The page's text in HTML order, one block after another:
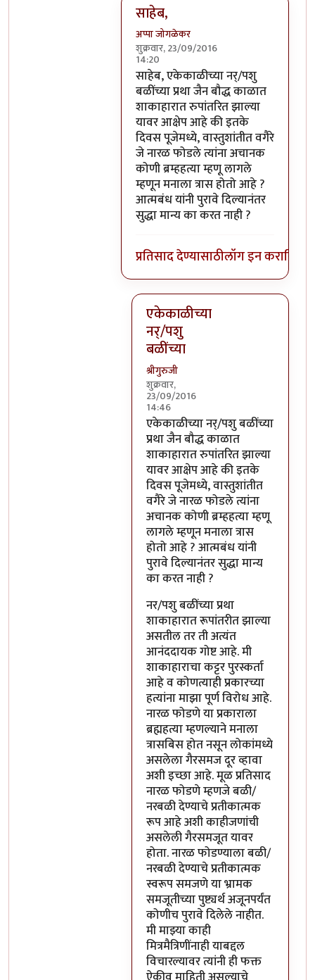
साहेब,
अप्पा जोगळेकर
शुक्रवार, 23/09/2016
14:20
In reply toपरंतु नारळ फोडणे म्हणजे
साहेब, एकेकाळीच्या नर्/पशु
बळींच्या प्रथा जैन बौद्ध काळात
शाकाहारात रुपांतरित झाल्या
यावर आक्षेप आहे की इतके
दिवस पूजेमध्ये, वास्तुशांतीत वगैरे
जे नारळ फोडले त्यांना अचानक
कोणी ब्रम्हहत्या म्हणू लागले
म्हणून मनाला त्रास होतो आहे ?
आत्मबंध यांनी पुरावे दिल्यानंतर
सुद्धा मान्य का करत नाही ?
प्रतिसाद देण्यासाठीलॉग इन कराकिंवा
एकेकाळीच्या
नर्/पशु
बळींच्या
श्रीगुरुजी
शुक्रवार,
23/09/2016
14:46
In reply toसाहेब,byअप्पा जोगळेकर
एकेकाळीच्या नर्/पशु बळींच्या
प्रथा जैन बौद्ध काळात
शाकाहारात रुपांतरित झाल्या
यावर आक्षेप आहे की इतके
दिवस पूजेमध्ये, वास्तुशांतीत
वगैरे जे नारळ फोडले त्यांना
अचानक कोणी ब्रम्हहत्या म्हणू
लागले म्हणून मनाला त्रास
होतो आहे ? आत्मबंध यांनी
पुरावे दिल्यानंतर सुद्धा मान्य
का करत नाही ?
नर/पशु बळींच्या प्रथा
शाकाहारात रूपांतरीत झाल्या
असतील तर ती अत्यंत
आनंददायक गोष्ट आहे. मी
शाकाहाराचा कट्टर पुरस्कर्ता
आहे व कोणत्याही प्रकारच्या
हत्यांना माझा पूर्ण विरोध आहे.
नारळ फोडणे या प्रकाराला
ब्रह्महत्या म्हणल्याने मनाला
त्रासबिस होत नसून लोकांमध्ये
असलेला गैरसमज दूर व्हावा
अशी इच्छा आहे. मूळ प्रतिसाद
नारळ फोडणे म्हणजे बळी/
नरबळी देण्याचे प्रतीकात्मक
रूप आहे अशी काहीजणांची
असलेली गैरसमजूत यावर
होता. नारळ फोडण्याला बळी/
नरबळी देण्याचे प्रतीकात्मक
स्वरूप समजणे या भ्रामक
समजूतीच्या पुष्ट्यर्थ अजूनपर्यंत
कोणीच पुरावे दिलेले नाहीत.
मी माझ्या काही
मित्रमैत्रिणींनाही याबद्दल
विचारल्यावर त्यांनी ही फक्त